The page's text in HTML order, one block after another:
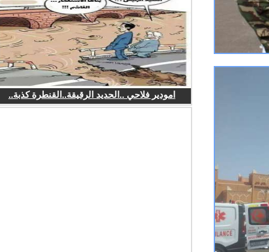
امودير فلاحي ..الحديد الرقيقة..القنطرة كذبة..